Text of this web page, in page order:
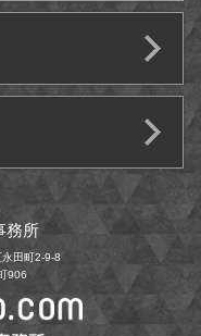
務所
田町2-9-8
906